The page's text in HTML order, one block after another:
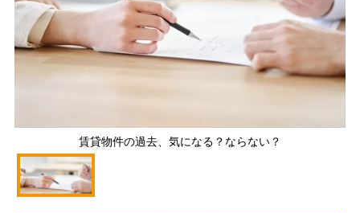
賃貸物件の過去、気になる？ならない？